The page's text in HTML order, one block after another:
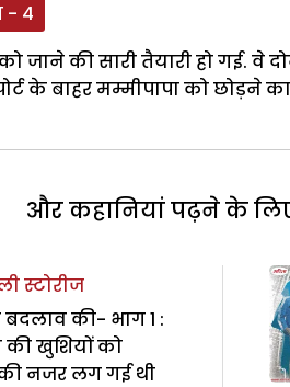
- 4
जाने की सारी तैयारी हो गई. वे
के बाहर मम्मीपापा को छोड़ने
और कहानियां पढ़ने के
स्टोरीज
बदलाव की- भाग 1 :
की खुशियों को
नजर लग गई थी